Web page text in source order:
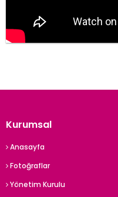
Kurumsal
Anasayfa
Fotoğraflar
Yönetim Kurulu